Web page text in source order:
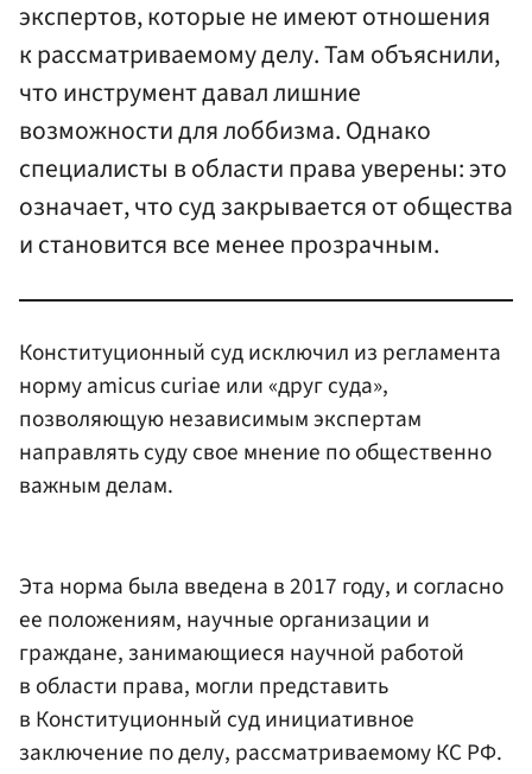
экспертов, которые не имеют отношения
к рассматриваемому делу. Там объяснили,
что инструмент давал лишние
возможности для лоббизма. Однако
специалисты в области права уверены: это
означает, что суд закрывается от общества
и становится все менее прозрачным.
Конституционный суд исключил из регламента
норму amicus curiae или «друг суда»,
позволяющую независимым экспертам
направлять суду свое мнение по общественно
важным делам.
Эта норма была введена в 2017 году, и согласно
ее положениям, научные организации и
граждане, занимающиеся научной работой
в области права, могли представить
в Конституционный суд инициативное
заключение по делу, рассматриваемому КС РФ.